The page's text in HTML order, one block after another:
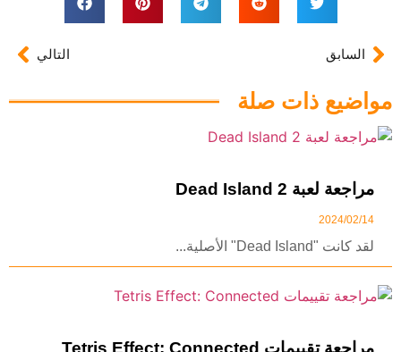
السابق التالي
مواضيع ذات صلة
مراجعة لعبة Dead Island 2
2024/02/14
لقد كانت "Dead Island" الأصلية...
مراجعة تقييمات Tetris Effect: Connected